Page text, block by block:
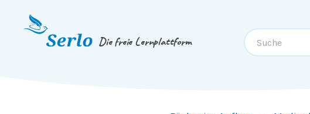
Springe zum
Die freie Lernplattform